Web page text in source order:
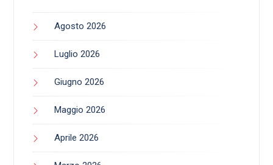
Agosto 2026
Luglio 2026
Giugno 2026
Maggio 2026
Aprile 2026